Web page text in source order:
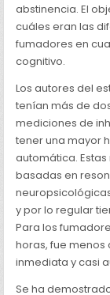
abstinencia. El
cuáles eran las
fumadores en
cognitivo.
Los autores del
tenían más de
mediciones de
tener una mayor
automática.
basadas en
y por lo regular
Para los
horas, fue
inmediata y casi
Se ha